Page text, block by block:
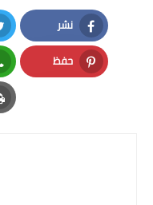
نشر
Facebook
حفظ
Pinterest